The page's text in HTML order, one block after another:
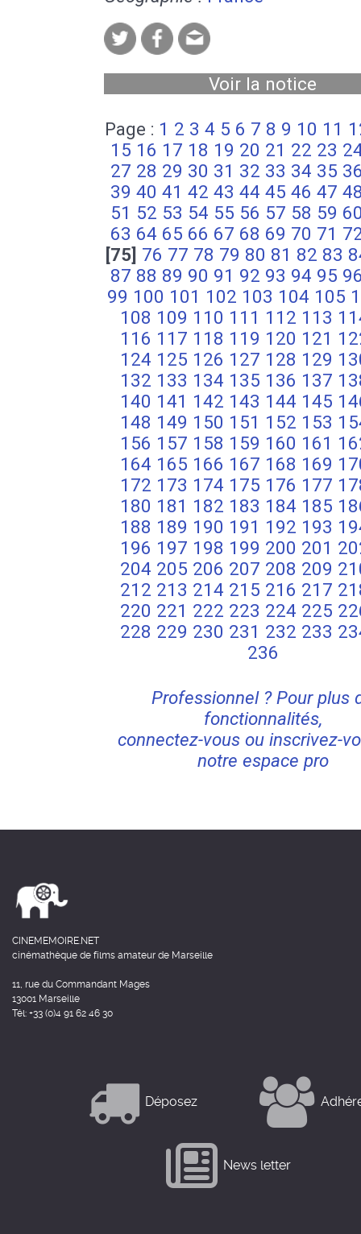
Voir la notice
Page : 1 2 3 4 5 6 7 8 9 10 11
15 16 17 18 19 20 21 22 23
27 28 29 30 31 32 33 34 35
39 40 41 42 43 44 45 46 47
51 52 53 54 55 56 57 58 59
63 64 65 66 67 68 69 70 71
[75] 76 77 78 79 80 81 82 83
87 88 89 90 91 92 93 94 95
99 100 101 102 103 104 105
108 109 110 111 112 113
116 117 118 119 120 121
124 125 126 127 128 129
132 133 134 135 136 137
140 141 142 143 144 145
148 149 150 151 152 153
156 157 158 159 160 161
164 165 166 167 168 169
172 173 174 175 176 177
180 181 182 183 184 185
188 189 190 191 192 193
196 197 198 199 200 201
204 205 206 207 208 209
212 213 214 215 216 217
220 221 222 223 224 225
228 229 230 231 232 233
236
Professionnel ? Pour plus
fonctionnalités,
connectez-vous ou inscrivez-
notre espace pro
CINEMEMOIRE.NET
cinémathèque de films amateur de Marseille
11, rue du Commandant Mages
13001 Marseille
Tél: +33 (0)4 91 62 46 30
Déposez
News letter